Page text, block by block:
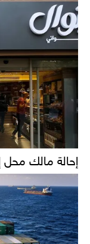
إحالة مالك محل